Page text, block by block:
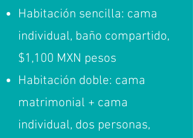
Habitación sencilla: cama
individual, baño compartido,
$1,100 MXN pesos
Habitación doble: cama
matrimonial + cama
individual, dos personas,